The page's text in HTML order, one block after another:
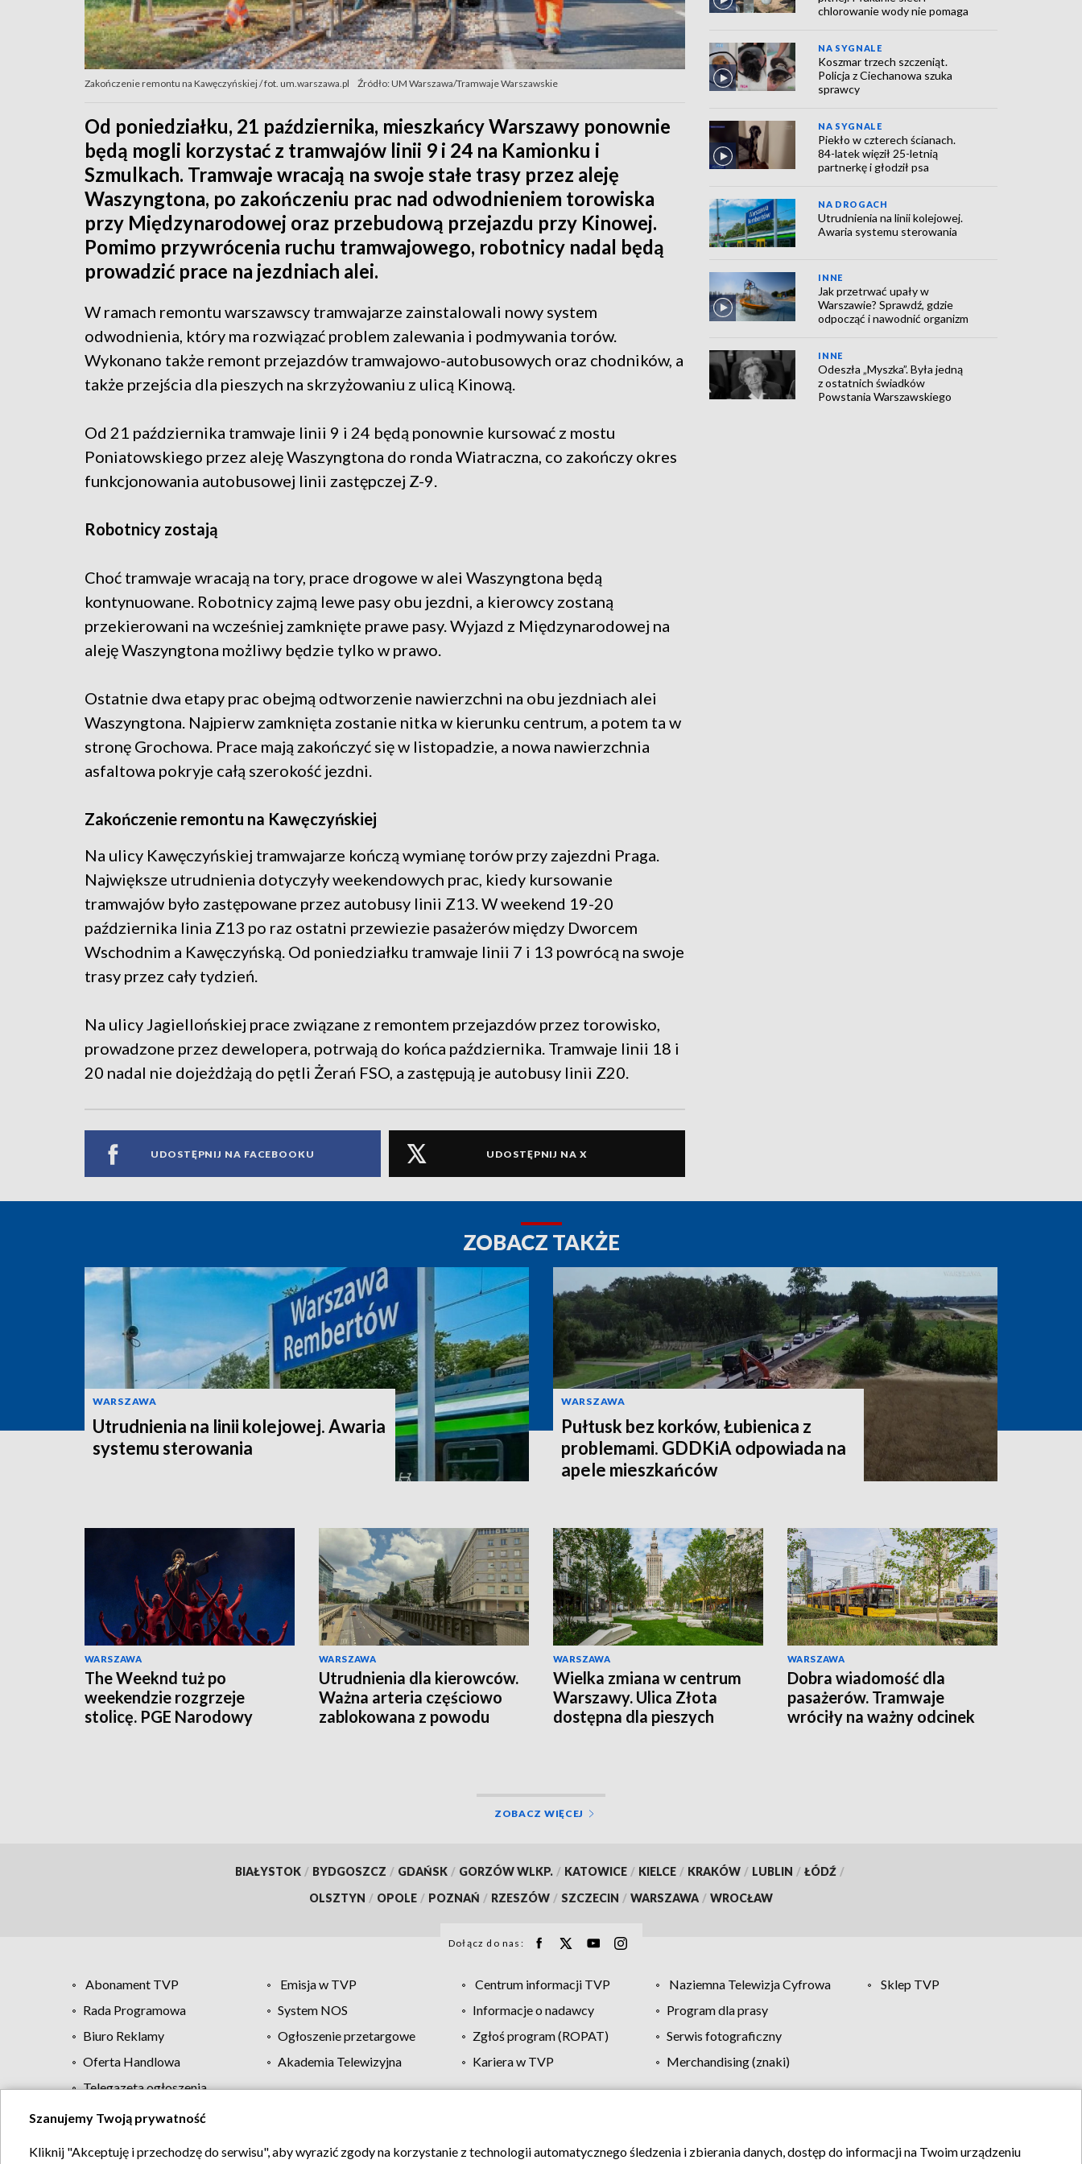
Zakończenie remontu na Kawęczyńskiej / fot. um.warszawa.pl Źródło: UM Warszawa/Tramwaje Warszawskie
Od poniedziałku, 21 października, mieszkańcy Warszawy ponownie
będą mogli korzystać z tramwajów linii 9 i 24 na Kamionku i
Szmulkach. Tramwaje wracają na swoje stałe trasy przez aleję
Waszyngtona, po zakończeniu prac nad odwodnieniem torowiska
przy Międzynarodowej oraz przebudową przejazdu przy Kinowej.
Pomimo przywrócenia ruchu tramwajowego, robotnicy nadal będą
prowadzić prace na jezdniach alei.
W ramach remontu warszawscy tramwajarze zainstalowali nowy system
odwodnienia, który ma rozwiązać problem zalewania i podmywania torów.
Wykonano także remont przejazdów tramwajowo-autobusowych oraz chodników, a
także przejścia dla pieszych na skrzyżowaniu z ulicą Kinową.
Od 21 października tramwaje linii 9 i 24 będą ponownie kursować z mostu
Poniatowskiego przez aleję Waszyngtona do ronda Wiatraczna, co zakończy okres
funkcjonowania autobusowej linii zastępczej Z-9.
Robotnicy zostają
Choć tramwaje wracają na tory, prace drogowe w alei Waszyngtona będą
kontynuowane. Robotnicy zajmą lewe pasy obu jezdni, a kierowcy zostaną
przekierowani na wcześniej zamknięte prawe pasy. Wyjazd z Międzynarodowej na
aleję Waszyngtona możliwy będzie tylko w prawo.
Ostatnie dwa etapy prac obejmą odtworzenie nawierzchni na obu jezdniach alei
Waszyngtona. Najpierw zamknięta zostanie nitka w kierunku centrum, a potem ta w
stronę Grochowa. Prace mają zakończyć się w listopadzie, a nowa nawierzchnia
asfaltowa pokryje całą szerokość jezdni.
Zakończenie remontu na Kawęczyńskiej
Na ulicy Kawęczyńskiej tramwajarze kończą wymianę torów przy zajezdni Praga.
Największe utrudnienia dotyczyły weekendowych prac, kiedy kursowanie
tramwajów było zastępowane przez autobusy linii Z13. W weekend 19-20
października linia Z13 po raz ostatni przewiezie pasażerów między Dworcem
Wschodnim a Kawęczyńską. Od poniedziałku tramwaje linii 7 i 13 powrócą na swoje
trasy przez cały tydzień.
Na ulicy Jagiellońskiej prace związane z remontem przejazdów przez torowisko,
prowadzone przez dewelopera, potrwają do końca października. Tramwaje linii 18 i
20 nadal nie dojeżdżają do pętli Żerań FSO, a zastępują je autobusy linii Z20.
UDOSTĘPNIJ NA FACEBOOKU UDOSTĘPNIJ NA X
chlorowanie wody nie pomaga
NA SYGNALE
Koszmar trzech szczeniąt.
Policja z Ciechanowa szuka
sprawcy
NA SYGNALE
Piekło w czterech ścianach.
84-latek więził 25-letnią
partnerkę i głodził psa
NA DROGACH
Utrudnienia na linii kolejowej.
Awaria systemu sterowania
INNE
Jak przetrwać upały w
Warszawie? Sprawdź, gdzie
odpocząć i nawodnić organizm
INNE
Odeszła „Myszka”. Była jedną
z ostatnich świadków
Powstania Warszawskiego
ZOBACZ TAKŻE
WARSZAWA
Utrudnienia na linii kolejowej. Awaria
systemu sterowania
WARSZAWA
Pułtusk bez korków, Łubienica z
problemami. GDDKiA odpowiada na
apele mieszkańców
WARSZAWA
The Weeknd tuż po
weekendzie rozgrzeje
stolicę. PGE Narodowy
WARSZAWA
Utrudnienia dla kierowców.
Ważna arteria częściowo
zablokowana z powodu
WARSZAWA
Wielka zmiana w centrum
Warszawy. Ulica Złota
dostępna dla pieszych
WARSZAWA
Dobra wiadomość dla
pasażerów. Tramwaje
wróciły na ważny odcinek
ZOBACZ WIĘCEJ
BIAŁYSTOK / BYDGOSZCZ / GDAŃSK / GORZÓW WLKP. / KATOWICE / KIELCE / KRAKÓW / LUBLIN / ŁÓDŹ /
OLSZTYN / OPOLE / POZNAŃ / RZESZÓW / SZCZECIN / WARSZAWA / WROCŁAW
Dołącz do nas:
Abonament TVP Emisja w TVP Centrum informacji TVP Naziemna Telewizja Cyfrowa
Sklep TVP
Rada Programowa
System NOS Informacje o nadawcy
Program dla prasy
Biuro Reklamy
Ogłoszenie przetargowe Zgłoś program (ROPAT)
Serwis fotograficzny
Oferta Handlowa
Akademia Telewizyjna Kariera w TVP
Merchandising (znaki)
Telegazeta ogłoszenia
Regulamin TVP Polityka prywatności Moje zgody Pomoc Biuro reklamy Kontakt
Szanujemy Twoją prywatność
Kliknij "Akceptuję i przechodzę do serwisu", aby wyrazić zgody na korzystanie z technologii automatycznego śledzenia i zbierania danych, dostęp do informacji na Twoim urządzeniu